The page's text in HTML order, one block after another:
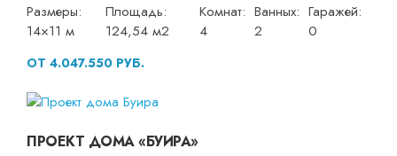
Размеры:
14×11 м
Площадь:
124,54 м2
Комнат:
4
Ванных:
2
Гаражей:
0
ОТ 4.047.550 РУБ.
ПРОЕКТ ДОМА «БУИРА»